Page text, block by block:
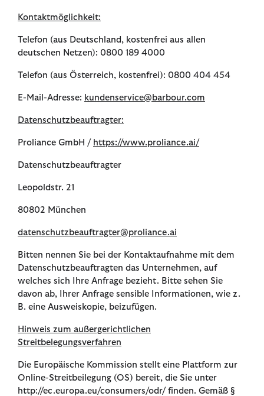
Kontaktmöglichkeit:
Telefon (aus Deutschland, kostenfrei aus allen
deutschen Netzen): 0800 189 4000
Telefon (aus Österreich, kostenfrei): 0800 404 454
E-Mail-Adresse: kundenservice@barbour.com
Datenschutzbeauftragter:
Proliance GmbH / https://www.proliance.ai/
Datenschutzbeauftragter
Leopoldstr. 21
80802 München
datenschutzbeauftragter@proliance.ai
Bitten nennen Sie bei der Kontaktaufnahme mit dem
Datenschutzbeauftragten das Unternehmen, auf
welches sich Ihre Anfrage bezieht. Bitte sehen Sie
davon ab, Ihrer Anfrage sensible Informationen, wie z.
B. eine Ausweiskopie, beizufügen.
Hinweis zum außergerichtlichen
Streitbelegungsverfahren
Die Europäische Kommission stellt eine Plattform zur
Online-Streitbeilegung (OS) bereit, die Sie unter
http://ec.europa.eu/consumers/odr/ finden. Gemäß §